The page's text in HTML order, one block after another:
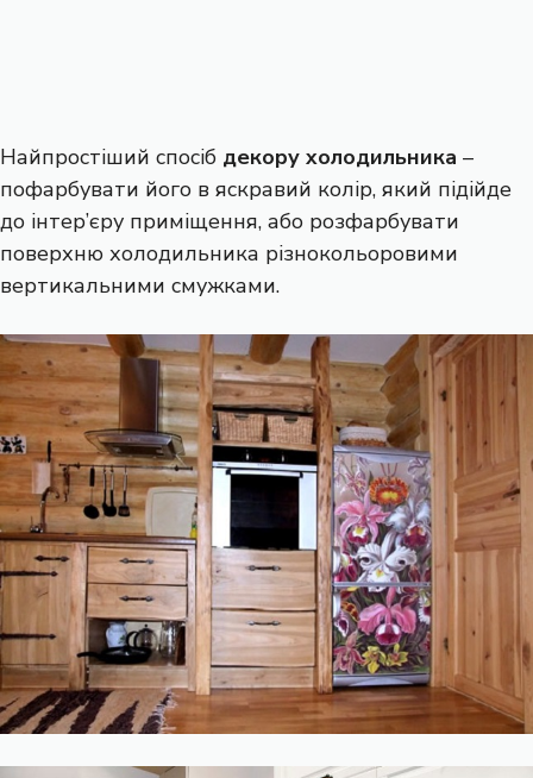
Найпростіший спосіб декору холодильника –
пофарбувати його в яскравий колір, який підійде
до інтер’єру приміщення, або розфарбувати
поверхню холодильника різнокольоровими
вертикальними смужками.